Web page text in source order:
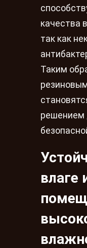
качества
так как
Таким
решением
влаге